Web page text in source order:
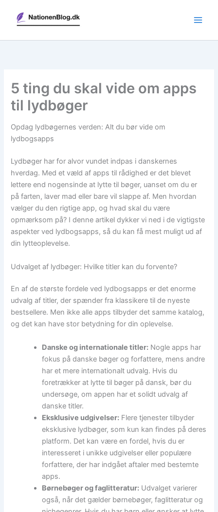
indholdet
5 ting du skal vide om apps
til lydbøger
Opdag lydbøgernes verden: Alt du bør vide om
lydbogsapps
Lydbøger har for alvor vundet indpas i danskernes
hverdag. Med et væld af apps til rådighed er det blevet
lettere end nogensinde at lytte til bøger, uanset om du er
på farten, laver mad eller bare vil slappe af. Men hvordan
vælger du den rigtige app, og hvad skal du være
opmærksom på? I denne artikel dykker vi ned i de vigtigste
aspekter ved lydbogsapps, så du kan få mest muligt ud af
din lytteoplevelse.
Udvalget af lydbøger: Hvilke titler kan du forvente?
En af de største fordele ved lydbogsapps er det enorme
udvalg af titler, der spænder fra klassikere til de nyeste
bestsellere. Men ikke alle apps tilbyder det samme katalog,
og det kan have stor betydning for din oplevelse.
Danske og internationale titler: Nogle apps har
fokus på danske bøger og forfattere, mens andre
har et mere internationalt udvalg. Hvis du
foretrækker at lytte til bøger på dansk, bør du
undersøge, om appen har et solidt udvalg af
danske titler.
Eksklusive udgivelser: Flere tjenester tilbyder
eksklusive lydbøger, som kun kan findes på deres
platform. Det kan være en fordel, hvis du er
interesseret i unikke udgivelser eller populære
forfattere, der har indgået aftaler med bestemte
apps.
Børnebøger og faglitteratur: Udvalget varierer
også, når det gælder børnebøger, faglitteratur og